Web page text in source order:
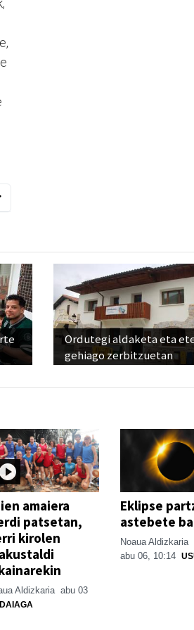
Ordutegi aldaketa eta
gehiago zerbitzuetan
amaiera
patsetan,
kirolen
Aldizkaria abu 03
Eklipse
astebete
Noaua Aldizkaria
abu 06, 10:14